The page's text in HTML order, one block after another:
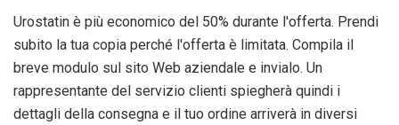
Urostatin è più economico del 50% durante l'offerta. Prendi
subito la tua copia perché l'offerta è limitata. Compila il
breve modulo sul sito Web aziendale e invialo. Un
rappresentante del servizio clienti spiegherà quindi i
dettagli della consegna e il tuo ordine arriverà in diversi